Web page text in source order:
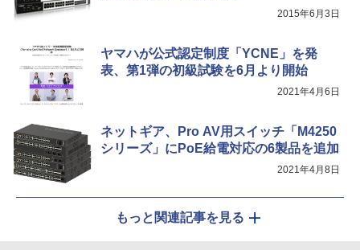
2015年6月3日
ヤマハが公式認定制度「YCNE」を発
表、第1弾の初級試験を6月より開始
2021年4月6日
ネットギア、Pro AV用スイッチ「M4250
シリーズ」にPoE給電対応の6製品を追加
2021年4月8日
もっと関連記事を見る